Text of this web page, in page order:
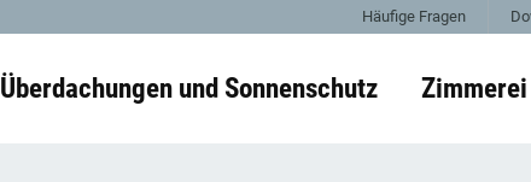
Häufige Fragen
Überdachungen und Sonnenschutz Zimmerei